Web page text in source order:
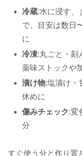
冷蔵:水に浸す、
で。目安は数日
に
冷凍:丸ごと・刻
薬味ストックや
漬け物:塩漬け・
休めに
傷みチェック:変
分
すぐ使う分と作り置